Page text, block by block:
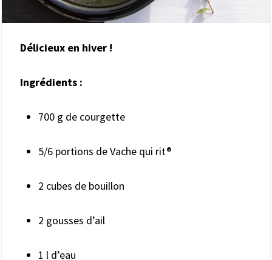
Délicieux en hiver !
Ingrédients :
700 g de courgette
5/6 portions de Vache qui rit®
2 cubes de bouillon
2 gousses d’ail
1 l d’eau